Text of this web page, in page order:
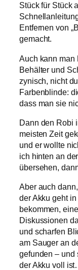
Stück für Stück
Entfernen von
gemacht.
Auch kann man
Behälter und
zynisch, nicht
Farbenblinde:
dass man sie
Dann den Robi
meisten Zeit
und er wollte
ich hinten an
übersehen,
Aber auch
der Akku geht
bekommen,
Diskussionen
und scharfen
am Sauger an
gefunden – und
der Akku voll